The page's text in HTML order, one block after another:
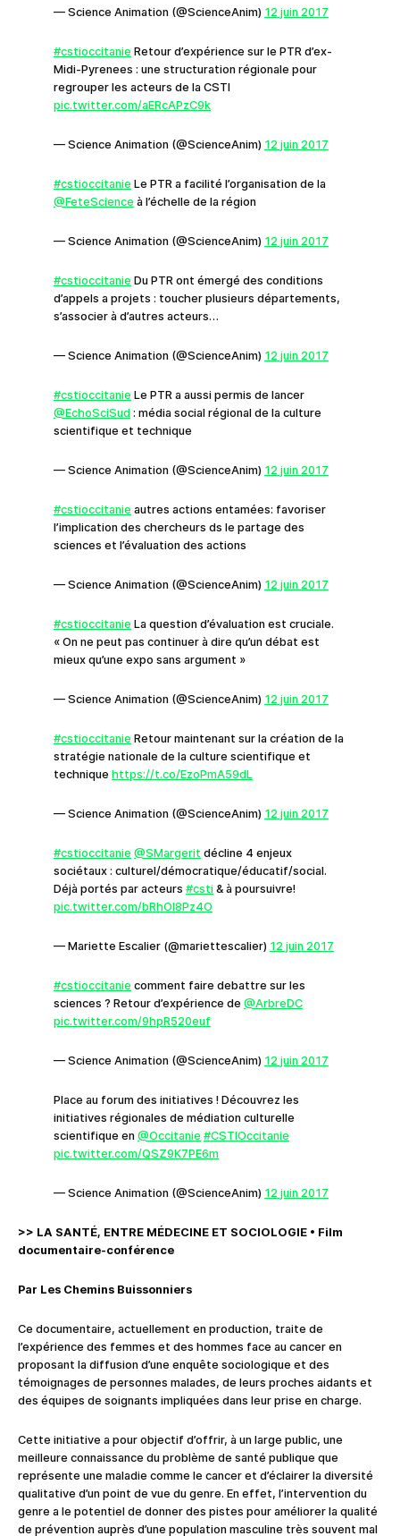
— Science Animation (@ScienceAnim) 12 juin 2017
#cstioccitanie Retour d’expérience sur le PTR d’ex-
Midi-Pyrenees : une structuration régionale pour
regrouper les acteurs de la CSTI
pic.twitter.com/aERcAPzC9k
— Science Animation (@ScienceAnim) 12 juin 2017
#cstioccitanie Le PTR a facilité l’organisation de la
@FeteScience à l’échelle de la région
— Science Animation (@ScienceAnim) 12 juin 2017
#cstioccitanie Du PTR ont émergé des conditions
d’appels a projets : toucher plusieurs départements,
s’associer à d’autres acteurs…
— Science Animation (@ScienceAnim) 12 juin 2017
#cstioccitanie Le PTR a aussi permis de lancer
@EchoSciSud : média social régional de la culture
scientifique et technique
— Science Animation (@ScienceAnim) 12 juin 2017
#cstioccitanie autres actions entamées: favoriser
l’implication des chercheurs ds le partage des
sciences et l’évaluation des actions
— Science Animation (@ScienceAnim) 12 juin 2017
#cstioccitanie La question d’évaluation est cruciale.
« On ne peut pas continuer à dire qu’un débat est
mieux qu’une expo sans argument »
— Science Animation (@ScienceAnim) 12 juin 2017
#cstioccitanie Retour maintenant sur la création de la
stratégie nationale de la culture scientifique et
technique https://t.co/EzoPmA59dL
— Science Animation (@ScienceAnim) 12 juin 2017
#cstioccitanie @SMargerit décline 4 enjeux
sociétaux : culturel/démocratique/éducatif/social.
Déjà portés par acteurs #csti & à poursuivre!
pic.twitter.com/bRhOI8Pz4O
— Mariette Escalier (@mariettescalier) 12 juin 2017
#cstioccitanie comment faire debattre sur les
sciences ? Retour d’expérience de @ArbreDC
pic.twitter.com/9hpR520euf
— Science Animation (@ScienceAnim) 12 juin 2017
Place au forum des initiatives ! Découvrez les
initiatives régionales de médiation culturelle
scientifique en @Occitanie #CSTIOccitanie
pic.twitter.com/QSZ9K7PE6m
— Science Animation (@ScienceAnim) 12 juin 2017
>> LA SANTÉ, ENTRE MÉDECINE ET SOCIOLOGIE • Film
documentaire-conférence
Par Les Chemins Buissonniers
Ce documentaire, actuellement en production, traite de
l’expérience des femmes et des hommes face au cancer en
proposant la diffusion d’une enquête sociologique et des
témoignages de personnes malades, de leurs proches aidants et
des équipes de soignants impliquées dans leur prise en charge.
Cette initiative a pour objectif d’offrir, à un large public, une
meilleure connaissance du problème de santé publique que
représente une maladie comme le cancer et d’éclairer la diversité
qualitative d’un point de vue du genre. En effet, l’intervention du
genre a le potentiel de donner des pistes pour améliorer la qualité
de prévention auprès d’une population masculine très souvent mal